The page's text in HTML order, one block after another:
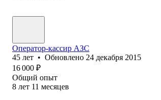
Оператор-кассир АЗС
45 лет • Обновлено 24 декабря 2015
16 000 ₽
Общий опыт
8 лет 11 месяцев